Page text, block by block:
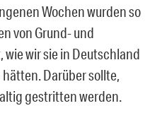
Wochen wurden so
von Grund- und
wir sie in Deutschland
Darüber sollte,
gestritten werden.